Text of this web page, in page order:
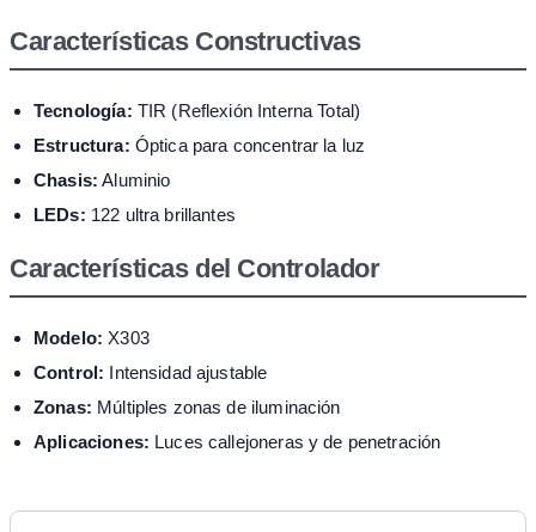
Características Constructivas
Tecnología: TIR (Reflexión Interna Total)
Estructura: Óptica para concentrar la luz
Chasis: Aluminio
LEDs: 122 ultra brillantes
Características del Controlador
Modelo: X303
Control: Intensidad ajustable
Zonas: Múltiples zonas de iluminación
Aplicaciones: Luces callejoneras y de penetración